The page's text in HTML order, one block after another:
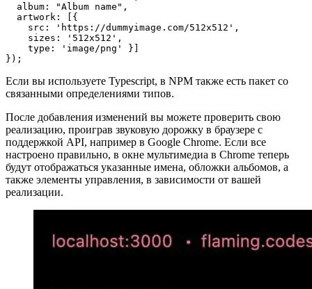
setMediaSessionMetaData({
  title: "Song name",
  artist: "Artist name",
  album: "Album name",
  artwork: [{
    src: 'https://dummyimage.com/512x512',
    sizes: '512x512',
    type: 'image/png' }]
Если вы используете Typescript, в NPM также есть пакет со
связанными определениями типов.
После добавления изменений вы можете проверить свою
реализацию, проиграв звуковую дорожку в браузере с
поддержкой API, например в Google Chrome. Если все
настроено правильно, в окне мультимедиа в Chrome теперь
реализации.